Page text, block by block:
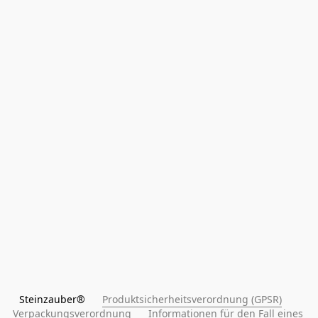
Steinzauber® Produktsicherheitsverordnung (GPSR)
Verpackungsverordnung
Informationen für den Fall eines